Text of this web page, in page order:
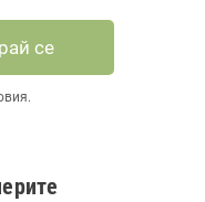
се